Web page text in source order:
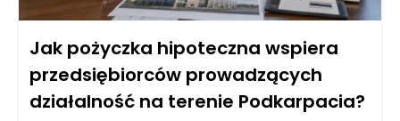
Jak pożyczka hipoteczna wspiera
przedsiębiorców prowadzących
działalność na terenie Podkarpacia?